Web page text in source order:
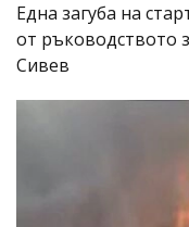
Една загуба на
от ръководството
Сивев